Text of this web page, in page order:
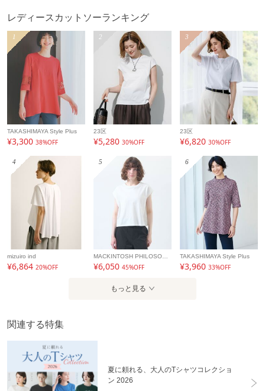
レディースカットソーランキング
1
TAKASHIMAYA Style Plus
¥3,300 38%OFF
2
23区
¥5,28030%OFF
3
23区
¥6,82030%OFF
4
mizuiro ind
¥6,864 20%OFF
5
¥6,05045%OFF
6
TAKASHIMAYA Style Plus
¥3,96033%OFF
もっと見る
関連する特集
夏に頼れる、大人のTシャツコレクショ
ン 2026